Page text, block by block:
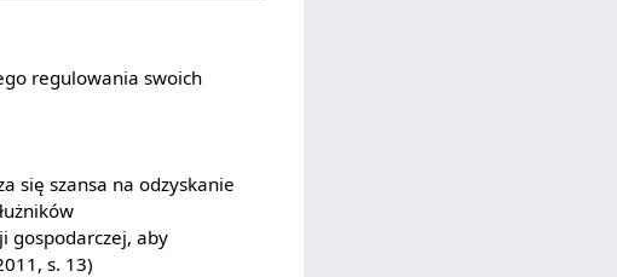
regulowania swoich
się szansa na odzyskanie
gospodarczej, aby
s. 13)